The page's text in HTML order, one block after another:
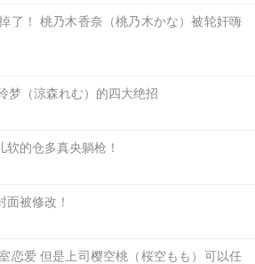
休业，保留twitter看似是为回归埋下
管，大家可以先把她的社群设下通
了！ 桃乃木香奈（桃乃木かな）被轮奸嗨
梦（涼森れむ）的四大绝招
的仓多真央躺枪！
面被修改！
恋爱 但是上司樱空桃（桜空もも）可以任